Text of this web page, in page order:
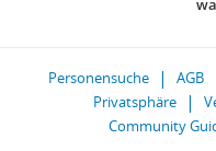
Personensuche AGB
Privatsphäre
Community